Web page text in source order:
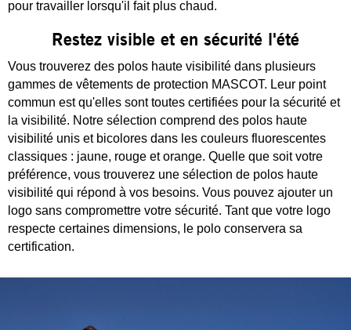
pour travailler lorsqu'il fait plus chaud.
Restez visible et en sécurité l'été
Vous trouverez des polos haute visibilité dans plusieurs
gammes de vêtements de protection MASCOT. Leur point
commun est qu'elles sont toutes certifiées pour la sécurité et
la visibilité. Notre sélection comprend des polos haute
visibilité unis et bicolores dans les couleurs fluorescentes
classiques : jaune, rouge et orange. Quelle que soit votre
préférence, vous trouverez une sélection de polos haute
visibilité qui répond à vos besoins. Vous pouvez ajouter un
logo sans compromettre votre sécurité. Tant que votre logo
respecte certaines dimensions, le polo conservera sa
certification.